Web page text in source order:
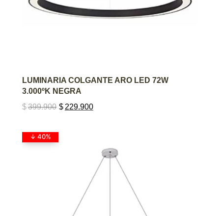
AGREGAR AL CARRITO
LUMINARIA COLGANTE ARO LED 72W
3.000ºK NEGRA
$399.900 $ 229.900
↓ 40%